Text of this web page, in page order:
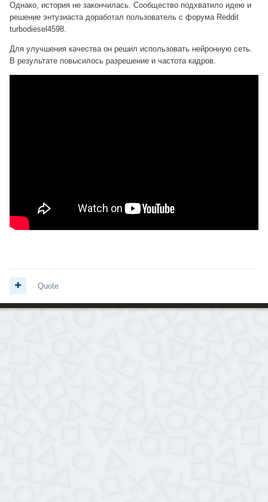
Однако, история не закончилась. Сообщество подхватило идею и
решение энтузиаста доработал пользователь с форума Reddit
turbodiesel4598.
Для улучшения качества он решил использовать нейронную сеть.
В результате повысилось разрешение и частота кадров.
Quote